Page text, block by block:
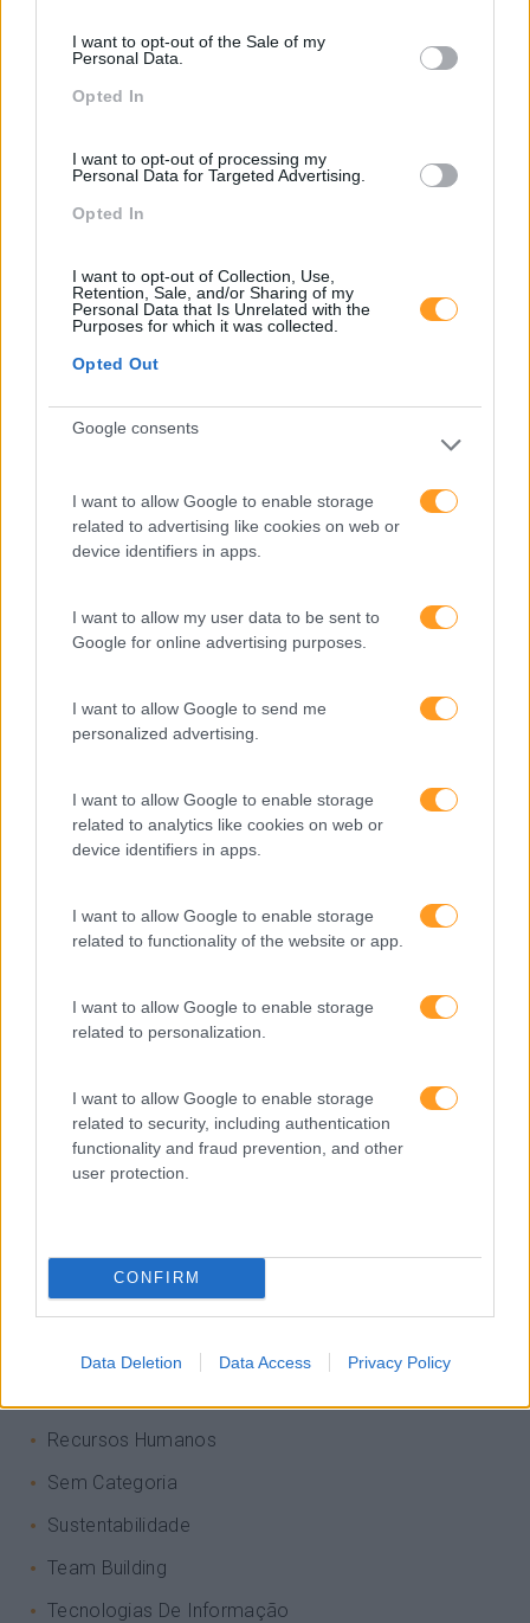
I want to opt-out of the Sale of my
Personal Data.
Opted In
I want to opt-out of processing my
Personal Data for Targeted Advertising.
Opted In
I want to opt-out of Collection, Use,
Retention, Sale, and/or Sharing of my
Personal Data that Is Unrelated with the
Purposes for which it was collected.
Opted Out
Google consents
I want to allow Google to enable storage
related to advertising like cookies on web or
device identifiers in apps.
I want to allow my user data to be sent to
Google for online advertising purposes.
I want to allow Google to send me
personalized advertising.
I want to allow Google to enable storage
related to analytics like cookies on web or
device identifiers in apps.
I want to allow Google to enable storage
related to functionality of the website or app.
I want to allow Google to enable storage
related to personalization.
I want to allow Google to enable storage
related to security, including authentication
functionality and fraud prevention, and other
user protection.
CONFIRM
Data Deletion Data Access Privacy Policy
percentagem deverá continuar a subir.
Mas à medida que nos tornamos mais
LEIA MAIS
Pesquisa
Categorias Blog
Artigo De Opinião
Comunicação
Cultura
Desenvolvimento De Competências
Expo RH
Inglês
Interculturalidade
Keep In Mind
Mudança
Perspetivas
Pessoas
Recursos Humanos
Sem Categoria
Sustentabilidade
Team Building
Tecnologias De Informação